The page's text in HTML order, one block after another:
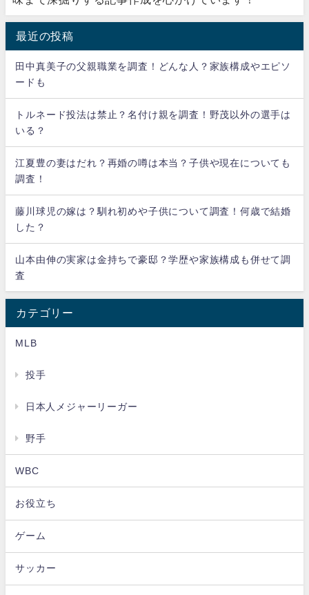
最近の投稿
田中真美子の父親職業を調査！どんな人？家族構成やエピソ
ードも
トルネード投法は禁止？名付け親を調査！野茂以外の選手は
いる？
江夏豊の妻はだれ？再婚の噂は本当？子供や現在についても
調査！
藤川球児の嫁は？馴れ初めや子供について調査！何歳で結婚
した？
山本由伸の実家は金持ちで豪邸？学歴や家族構成も併せて調
査
カテゴリー
MLB
投手
日本人メジャーリーガー
野手
WBC
お役立ち
ゲーム
サッカー